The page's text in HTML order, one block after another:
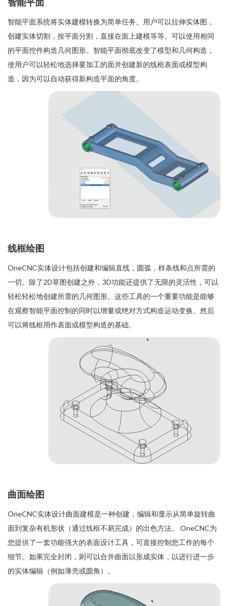
智能平面系统将实体建模转换为简单任务。用户可以拉伸实体图，
创建实体切割，按平面分割，直接在面上建模等等。可以使用相同
的平面控件构造几何图形。智能平面彻底改变了模型和几何构造，
使用户可以轻松地选择要加工的面并创建新的线框表面或模型构
造，因为可以自动获得新构造平面的角度。
线框绘图
OneCNC实体设计包括创建和编辑直线，圆弧，样条线和点所需的
一切。除了2D草图创建之外，3D功能还提供了无限的灵活性，可以
轻松轻松地创建所需的几何图形。这些工具的一个重要功能是能够
在观察智能平面控制的同时以增量或绝对方式构造运动变换。然后
可以将线框用作表面或模型构造的基础。
曲面绘图
OneCNC实体设计曲面建模是一种创建，编辑和显示从简单旋转曲
面到复杂有机形状（通过线框不易完成）的出色方法。 OneCNC为
您提供了一套功能强大的表面设计工具，可直接控制您工作的每个
细节。如果完全封闭，则可以合并曲面以形成实体，以进行进一步
的实体编辑（例如薄壳或圆角）。